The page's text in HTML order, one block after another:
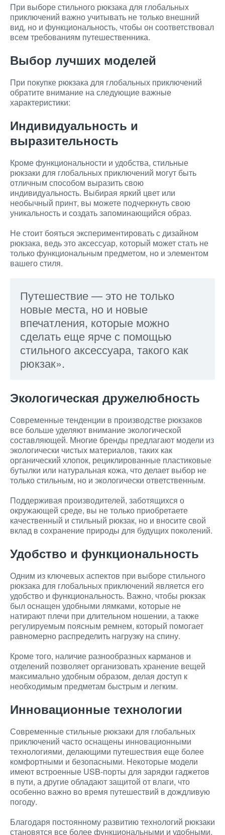
При выборе стильного рюкзака для глобальных
приключений важно учитывать не только внешний
вид, но и функциональность, чтобы он соответствовал
всем требованиям путешественника.
Выбор лучших моделей
При покупке рюкзака для глобальных приключений
обратите внимание на следующие важные
характеристики:
Индивидуальность и
выразительность
Кроме функциональности и удобства, стильные
рюкзаки для глобальных приключений могут быть
отличным способом выразить свою
индивидуальность. Выбирая яркий цвет или
необычный принт, вы можете подчеркнуть свою
уникальность и создать запоминающийся образ.
Не стоит бояться экспериментировать с дизайном
рюкзака, ведь это аксессуар, который может стать не
только функциональным предметом, но и элементом
вашего стиля.
Путешествие — это не только
новые места, но и новые
впечатления, которые можно
сделать еще ярче с помощью
стильного аксессуара, такого как
рюкзак».
Экологическая дружелюбность
Современные тенденции в производстве рюкзаков
все больше уделяют внимание экологической
составляющей. Многие бренды предлагают модели из
экологически чистых материалов, таких как
органический хлопок, рециклированные пластиковые
бутылки или натуральная кожа, что делает выбор не
только стильным, но и экологически ответственным.
Поддерживая производителей, заботящихся о
окружающей среде, вы не только приобретаете
качественный и стильный рюкзак, но и вносите свой
вклад в сохранение природы для будущих поколений.
Удобство и функциональность
Одним из ключевых аспектов при выборе стильного
рюкзака для глобальных приключений является его
удобство и функциональность. Важно, чтобы рюкзак
был оснащен удобными лямками, которые не
натирают плечи при длительном ношении, а также
регулируемым поясным ремнем, который помогает
равномерно распределить нагрузку на спину.
Кроме того, наличие разнообразных карманов и
отделений позволяет организовать хранение вещей
максимально удобным образом, делая доступ к
необходимым предметам быстрым и легким.
Инновационные технологии
Современные стильные рюкзаки для глобальных
приключений часто оснащены инновационными
технологиями, делающими путешествия еще более
комфортными и безопасными. Некоторые модели
имеют встроенные USB-порты для зарядки гаджетов
в пути, а другие обладают защитой от влаги, что
особенно важно во время путешествий в дождливую
погоду.
Благодаря постоянному развитию технологий рюкзаки
становятся все более функциональными и удобными,